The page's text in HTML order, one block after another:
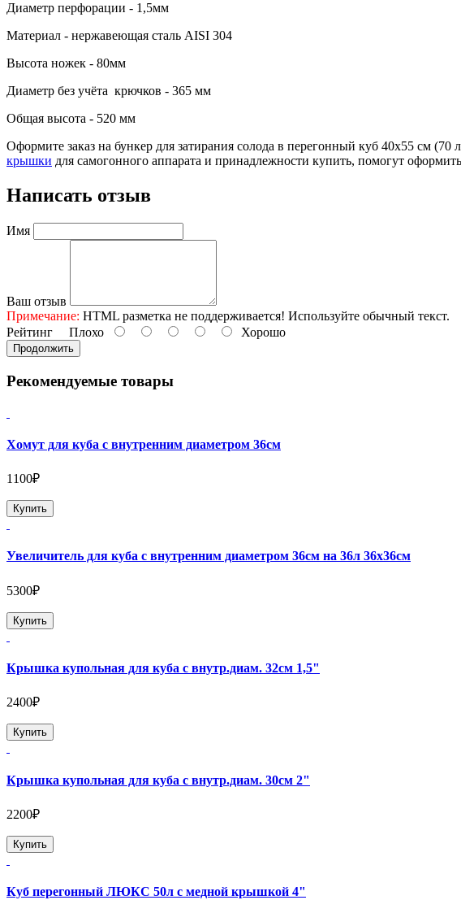
Диаметр перфорации - 1,5мм
Материал - нержавеющая сталь AISI 304
Высота ножек - 80мм
Диаметр без учёта крючков - 365 мм
Общая высота - 520 мм
Оформите заказ на бункер для затирания солода в перегонный куб 40х55 см
крышки для самогонного аппарата и принадлежности купить, помогут
Написать отзыв
Имя
Ваш отзыв
Примечание: HTML разметка не поддерживается! Используйте обычный текст.
Рейтинг Плохо Хорошо
Продолжить
Рекомендуемые товары
Хомут для куба с внутренним диаметром 36см
1100₽
Купить
Увеличитель для куба с внутренним диаметром 36см на 36л 36х36см
5300₽
Купить
Крышка купольная для куба с внутр.диам. 32см 1,5"
2400₽
Купить
Крышка купольная для куба с внутр.диам. 30см 2"
2200₽
Купить
Куб перегонный ЛЮКС 50л с медной крышкой 4"